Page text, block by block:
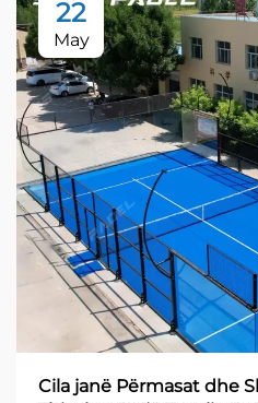
22
May
Cila janë Përmasat dhe